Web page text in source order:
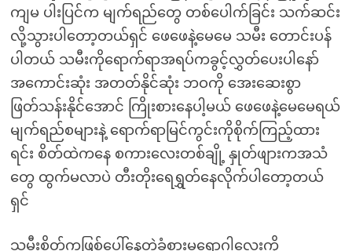
ကျမ ပါးပြင်က မျက်ရည်တွေ တစ်ပေါက်ခြင်း သက်ဆင်း
လို့သွားပါတော့တယ်ရှင် ဖေဖေနဲ့မေမေ သမီး တောင်းပန်
ပါတယ် သမီးကိုရောက်ရာအရပ်ကခွင့်လွှတ်ပေးပါနော်
အကောင်းဆုံး အတတ်နိုင်ဆုံး ဘဝကို အေးဆေးစွာ
ဖြတ်သန်းနိုင်အောင် ကြိုးစားနေပါ့မယ် ဖေဖေနဲ့မေမေရယ်
မျက်ရည်စများနဲ့ ရောက်ရာမြင်ကွင်းကိုစိုက်ကြည့်ထား
ရင်း စိတ်ထဲကနေ စကားလေးတစ်ချို့ နှုတ်ဖျားကအသံ
တွေ ထွက်မလာပဲ တီးတိုးရေရွှတ်နေလိုက်ပါတော့တယ်
ရှင်
သမီးစိတ်ကဖြစ်ပေါ်နေတဲ့ခံစားမှုရောဂါလေးကို